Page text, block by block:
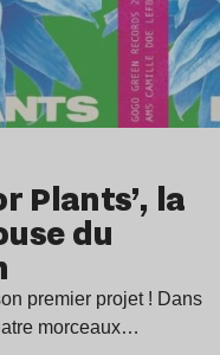
Plants’, la
du
premier projet ! Dans
morceaux…